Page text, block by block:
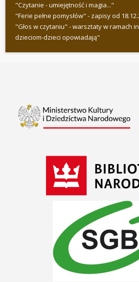
"Czytanie - umiejętność i magia..."
"Ferie pełne pomysłów" - zapisy od
"Głos w czytaniu" - warsztaty w ramach
dzieciom-dzieci opowiadają"